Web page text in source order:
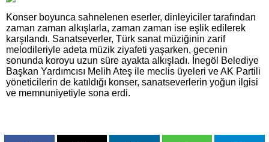
Konser boyunca sahnelenen eserler, dinleyiciler tarafından
zaman zaman alkışlarla, zaman zaman ise eşlik edilerek
karşılandı. Sanatseverler, Türk sanat müziğinin zarif
melodileriyle adeta müzik ziyafeti yaşarken, gecenin
sonunda koroyu uzun süre ayakta alkışladı. İnegöl Belediye
Başkan Yardımcısı Melih Ateş ile meclis üyeleri ve AK Partili
yöneticilerin de katıldığı konser, sanatseverlerin yoğun ilgisi
ve memnuniyetiyle sona erdi.